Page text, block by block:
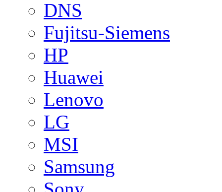
DNS
Fujitsu-Siemens
HP
Huawei
Lenovo
LG
MSI
Samsung